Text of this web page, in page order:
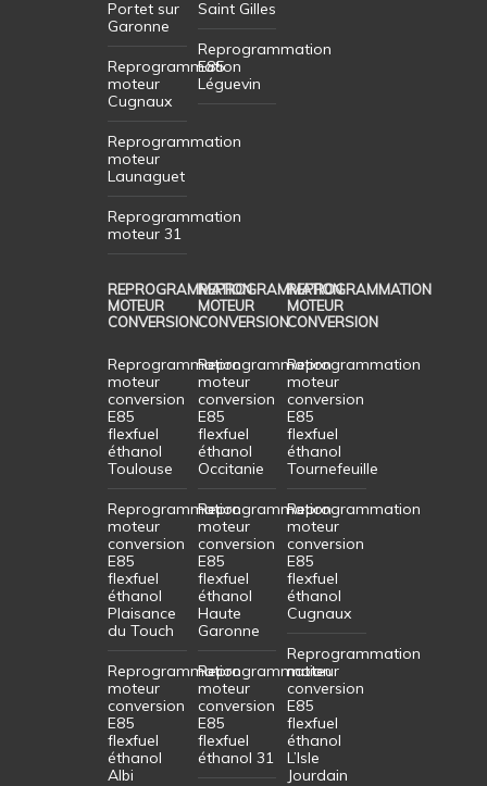
Portet sur
Garonne
Reprogrammation
moteur
Cugnaux
Reprogrammation
moteur
Launaguet
Reprogrammation
moteur 31
Saint Gilles
Reprogrammation
E85
Léguevin
REPROGRAMMATION
MOTEUR
CONVERSION
Reprogrammation
moteur
conversion
E85
flexfuel
éthanol
Toulouse
Reprogrammation
moteur
conversion
E85
flexfuel
éthanol
Plaisance
du Touch
Reprogrammation
moteur
conversion
E85
flexfuel
éthanol
Albi
REPROGRAMMATION
MOTEUR
CONVERSION
Reprogrammation
moteur
conversion
E85
flexfuel
éthanol
Occitanie
Reprogrammation
moteur
conversion
E85
flexfuel
éthanol
Haute
Garonne
Reprogrammation
moteur
conversion
E85
flexfuel
éthanol 31
REPROGRAMMATION
MOTEUR
CONVERSION
Reprogrammation
moteur
conversion
E85
flexfuel
éthanol
Tournefeuille
Reprogrammation
moteur
conversion
E85
flexfuel
éthanol
Cugnaux
Reprogrammation
moteur
conversion
E85
flexfuel
éthanol
L’Isle
Jourdain